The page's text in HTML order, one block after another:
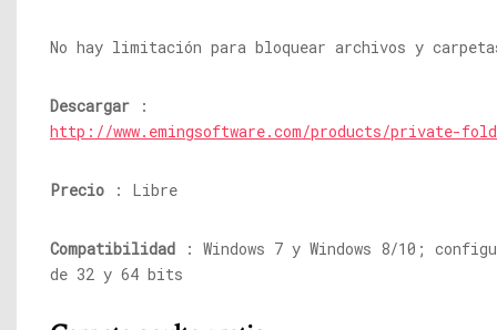
No hay limitación para bloquear archivos y
Descargar :
http://www.emingsoftware.com/products/private-
Precio : Libre
Compatibilidad : Windows 7 y Windows 8/10;
de 32 y 64 bits